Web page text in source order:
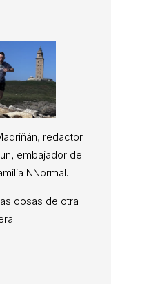
redactor
embajador de
NNormal.
cosas de otra